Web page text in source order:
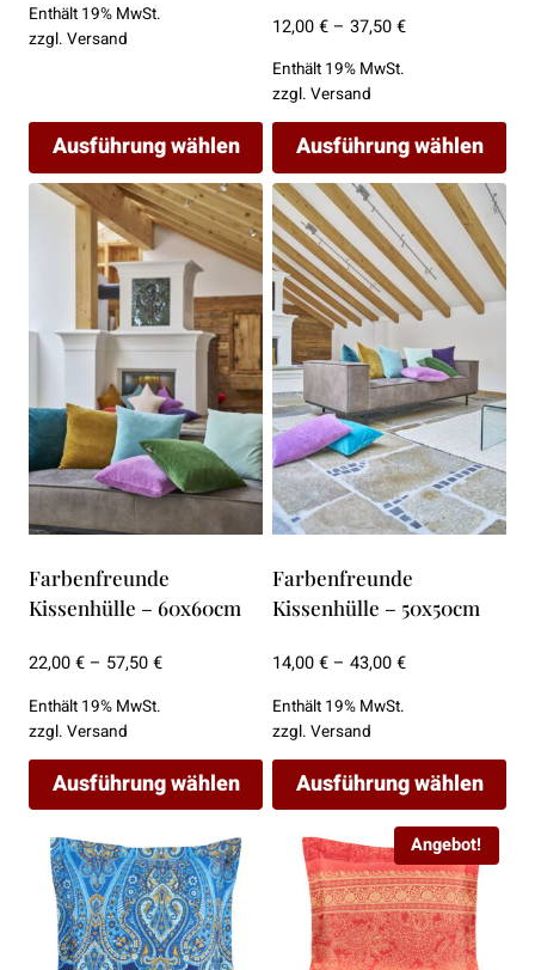
war:
275,00 €
Enthält 19% MwSt.
zzgl. Versand
Ausführung wählen
Dieses
Produkt
mehrere
Varianten
auf.
Optionen
können
auf
Produktseite
gewählt
werden
12,00€– 37,50€Preisspanne:
Enthält 19% MwSt.
zzgl. Versand
Ausführung wählen
Dieses
Produkt
weist
mehrere
Varianten
auf.
Die
Optionen
können
auf
der
Produktseite
gewählt
werden
Farbenfreunde
Kissenhülle – 60x60cm
22,00€– 57,50€Preisspanne:
Enthält 19% MwSt.
zzgl. Versand
Ausführung wählen
Produkt
weist
mehrere
Varianten
Farbenfreunde
Kissenhülle – 50x50cm
14,00€– 43,00€Preisspanne:
Enthält 19% MwSt.
zzgl. Versand
Ausführung wählen
Produkt
weist
mehrere
Varianten
Angebot!